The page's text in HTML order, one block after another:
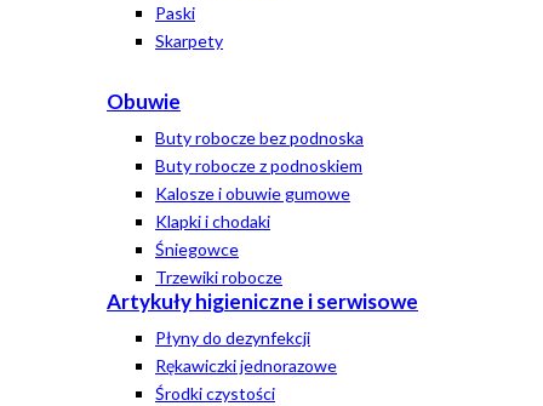
Paski
Skarpety
Obuwie
Buty robocze bez podnoska
Buty robocze z podnoskiem
Kalosze i obuwie gumowe
Klapki i chodaki
Śniegowce
Trzewiki robocze
Artykuły higieniczne i serwisowe
Płyny do dezynfekcji
Rękawiczki jednorazowe
Środki czystości